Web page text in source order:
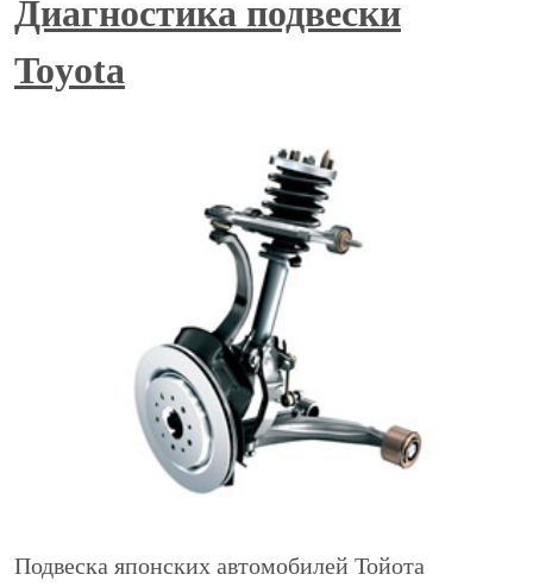
Диагностика подвески
Toyota
Подвеска японских автомобилей Тойота